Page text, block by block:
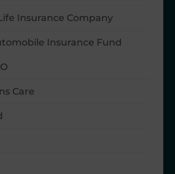
Insurance Company
Insurance Fund
Care